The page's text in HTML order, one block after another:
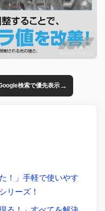
検索で優先表示→
！」手軽で使いやす
リーズ！